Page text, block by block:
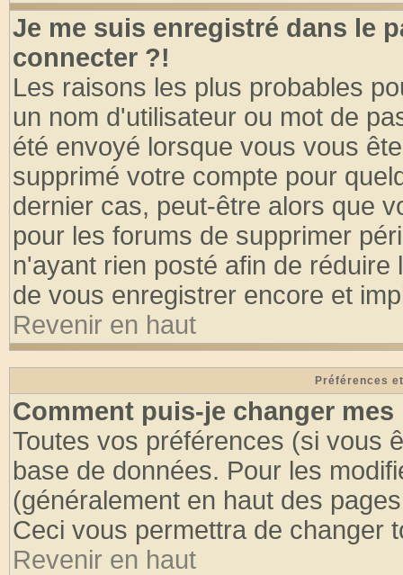
Je me suis enregistré dans le
connecter ?!
Les raisons les plus probables
un nom d'utilisateur ou mot de
été envoyé lorsque vous vous
supprimé votre compte pour
dernier cas, peut-être alors que
pour les forums de supprimer
n'ayant rien posté afin de
de vous enregistrer encore et
Revenir en haut
Préférences
Comment puis-je changer mes
Toutes vos préférences (si vous
base de données. Pour les
(généralement en haut des
Ceci vous permettra de changer
Revenir en haut